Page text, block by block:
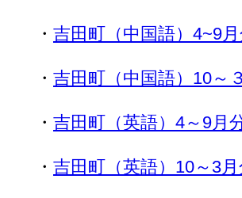
・ 吉田町（中国語）4~9
・ 吉田 町（中国語）10～
・ 吉田町（英語）4～9月
・ 吉田町（英語）10～3月